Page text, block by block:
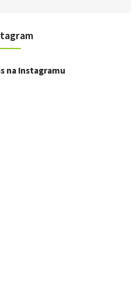
na Instagramu